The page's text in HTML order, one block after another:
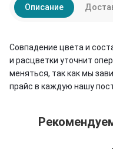
Описание
Совпадение цвета и
и расцветки уточнит
меняться, так как мы
прайс в каждую нашу